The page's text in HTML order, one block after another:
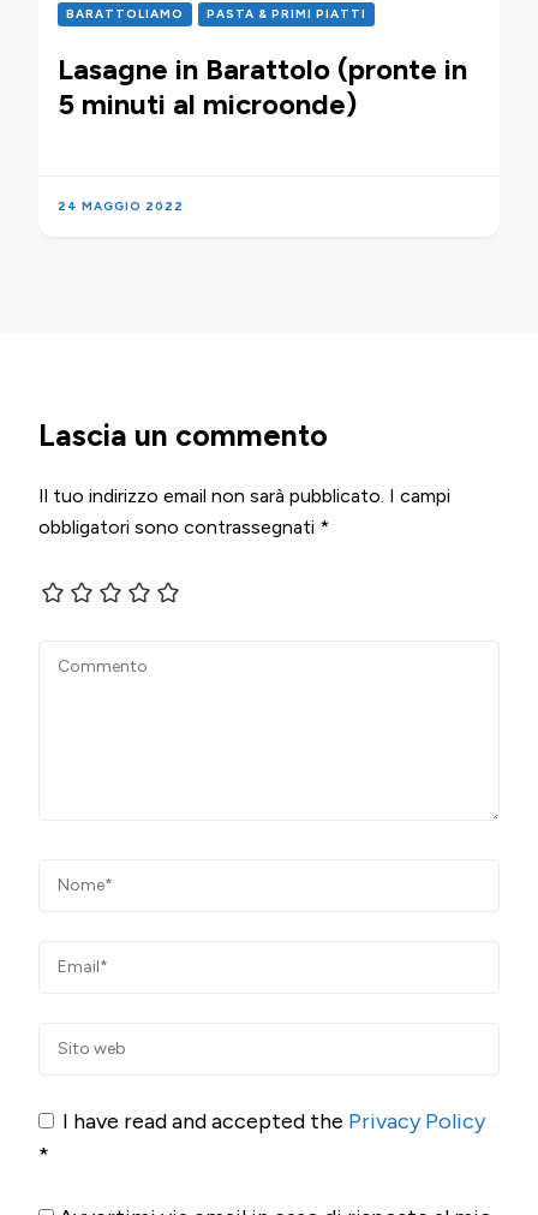
BARATTOLIAMO PASTA & PRIMI PIATTI
Lasagne in Barattolo (pronte in
5 minuti al microonde)
24 MAGGIO 2022
Lascia un commento
Il tuo indirizzo email non sarà pubblicato. I campi
obbligatori sono contrassegnati *
I have read and accepted the Privacy Policy
*